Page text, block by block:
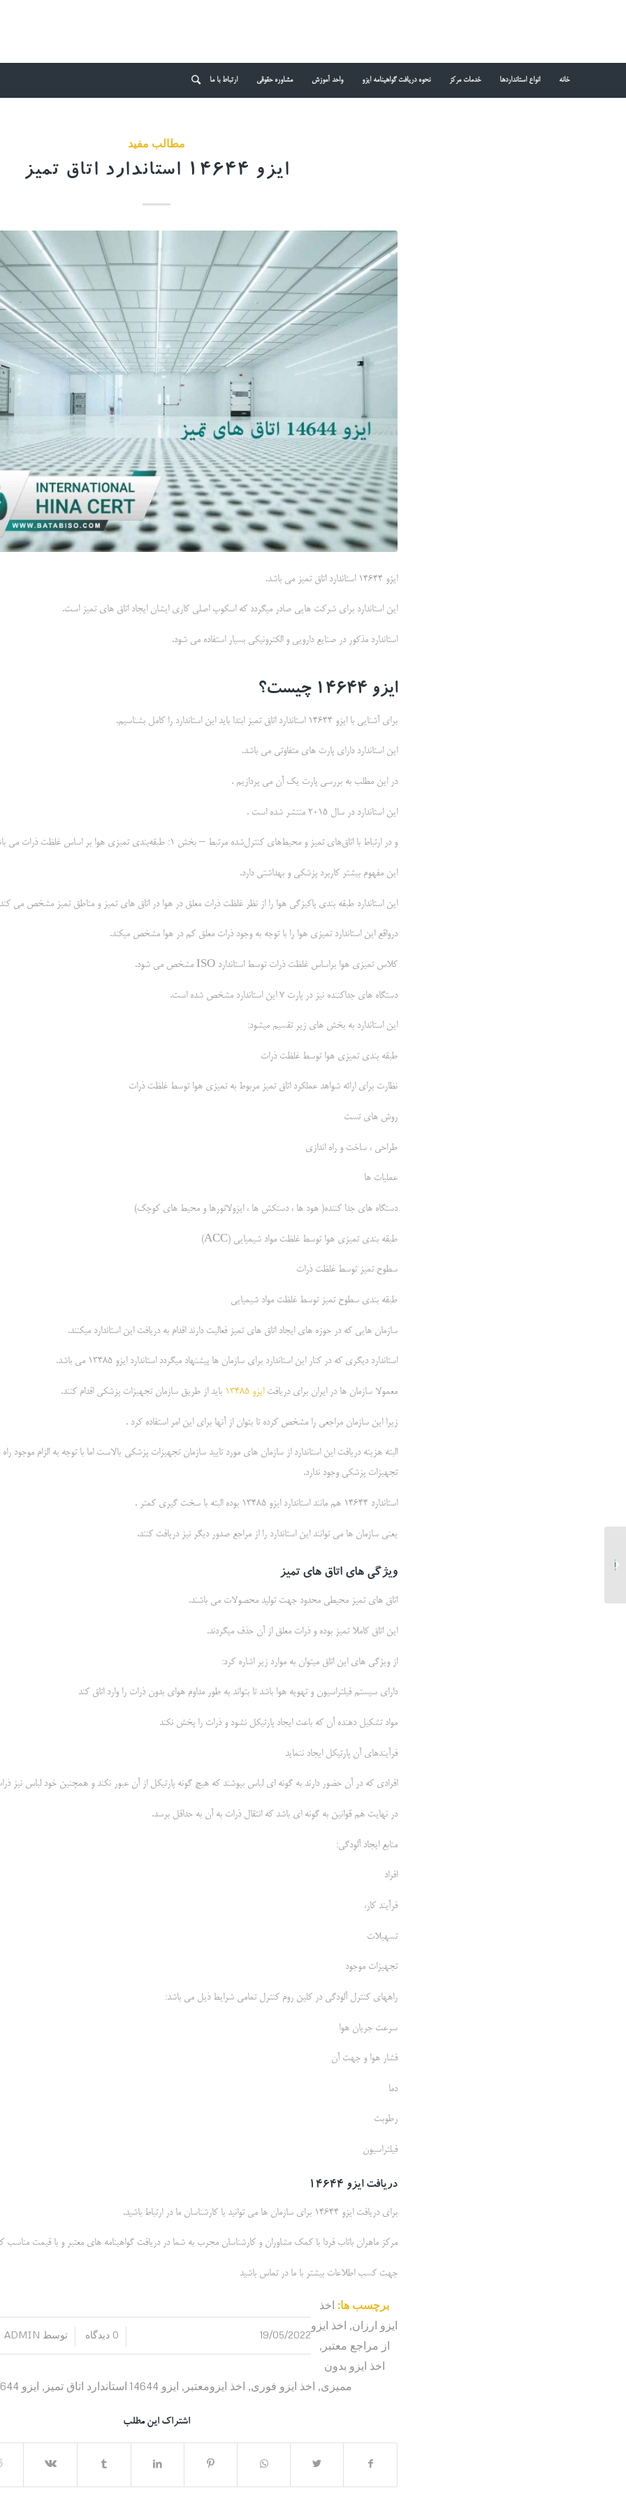
خانه انواع استانداردها خدمات مرکز نحوه دریافت گواهینامه ایزو واحد آموزش مشاوره حقوقی ارتباط با ما
مطالب مفید
ایزو 14644 استاندارد اتاق تمیز
ایزو 14644 استاندارد اتاق تمیز می باشد.
این استاندارد برای شرکت هایی صادر میگردد که اسکوپ اصلی کاری ایشان ایجاد اتاق های تمیز است.
استاندارد مذکور در صنایع دارویی و الکترونیکی بسیار استفاده می شود.
ایزو 14644 چیست؟
برای آشنایی با ایزو 14644 استاندارد اتاق تمیز ابتدا باید این استاندارد را کامل بشناسیم.
این استاندارد دارای پارت های متفاوتی می باشد.
در این مطلب به بررسی پارت یک آن می پردازیم .
این استاندارد در سال 2015 منتشر شده است .
و در ارتباط با اتاق‌های تمیز و محیط‌های کنترل‌شده مرتبط – بخش 1: طبقه‌بندی تمیزی هوا بر اساس غلظت ذرات می باشد.
این مفهوم بیشتر کاربرد پزشکی و بهداشتی دارد.
این استاندارد طبقه بندی پاکیزگی هوا را از نظر غلظت ذرات معلق در هوا در اتاق های تمیز و مناطق تمیز مشخص می
درواقع این استاندارد تمیزی هوا را با توجه به وجود ذرات معلق کم در هوا مشخص میکند.
کلاس تمیزی هوا براساس غلظت ذرات توسط استاندارد ISO مشخص می شود.
دستگاه های جداکننده نیز در پارت 7 این استاندارد مشخص شده است.
این استاندارد به بخش های زیر تقسیم میشود:
طبقه بندی تمیزی هوا توسط غلظت ذرات
نظارت برای ارائه شواهد عملکرد اتاق تمیز مربوط به تمیزی هوا توسط غلظت ذرات
روش های تست
طراحی ، ساخت و راه اندازی
عملیات ها
دستگاه های جدا کننده( هود ها ، دستکش ها ، ایزولاتورها و محیط های کوچک)
طبقه بندی تمیزی هوا توسط غلظت مواد شیمیایی (ACC)
سطوح تمیز توسط غلظت ذرات
طبقه بندی سطوح تمیز توسط غلظت مواد شیمیایی
سازمان هایی که در حوزه های ایجاد اتاق های تمیز فعالیت دارند اقدام به دریافت این استاندارد میکنند.
استاندارد دیگری که در کنار این استاندارد برای سازمان ها پیشنهاد میگردد استاندارد ایزو 13485 می باشد.
معمولا سازمان ها در ایران برای دریافتایزو 13485 باید از طریق سازمان تجهیزات پزشکی اقدام کنند.
زیرا این سازمان مراجعی را مشخص کرده تا بتوان از آنها برای این امر استفاده کرد .
البته هزینه دریافت این استاندارد از سازمان های مورد تایید سازمان تجهیزات پزشکی بالاست اما با توجه به الزام موجود
تجهیزات پزشکی وجود ندارد.
استاندارد 14644 هم مانند استاندارد ایزو 13485 بوده البته با سخت گیری کمتر .
یعنی سازمان ها می توانند این استاندارد را از مراجع صدور دیگر نیز دریافت کنند.
ویژگی های اتاق های تمیز
اتاق های تمیز محیطی محدود جهت تولید محصولات می باشند.
این اتاق کاملا تمیز بوده و ذرات معلق از آن حذف میگردند.
از ویژگی های این اتاق میتوان به موارد زیر اشاره کرد:
داراي سيستم فيلتراسيون و تهويه هوا باشد تا بتواند به طور مداوم هواي بدون ذرات را وارد اتاق کند
مواد تشکیل دهنده آن که باعث ايجاد پارتيکل نشود و ذرات را پخش نکند
فرآيندهاي آن پارتيکل ايجاد ننمايد
افرادي که در آن حضور دارند به گونه اي لباس بپوشند که هيچ گونه پارتيکل از آن عبور نکند و همچنين خود لباس نيز
در نهایت هم قوانین به گونه ای باشد که انتقال ذرات به آن به حداقل برسد.
منابع ايجاد آلودگي:
افراد
فرآيند کار،
تسهيلات
تجهيزات موجود
راههاي کنترل آلودگي در کلين روم کنترل تمامي شرايط ذيل مي باشد:
سرعت جريان هوا
فشار هوا و جهت آن
دما
رطوبت
فيلتراسيون
دریافت ایزو 14644
برای دریافت ایزو 14644 برای سازمان ها می توانید با کارشناسان ما در ارتباط باشید.
مرکز ماهران باتاب فردا با کمک مشاوران و کارشناسان مجرب به شما در دریافت گواهینامه های معتبر و با قیمت
جهت کسب اطلاعات بیشتر با ما در تماس باشید
19/05/2022 0 دیدگاه/ توسط ADMIN
برچسب ها: اخذ
ایزو ارزان اخذ ایزو
از مراجع معتبر
اخذ ایزو بدون
ممیزی اخذ ایزو فوری اخذ ایزومعتبر ایزو 14644 استاندارد اتاق تمیز ایزو 14644 فوری
اشتراک این مطلب